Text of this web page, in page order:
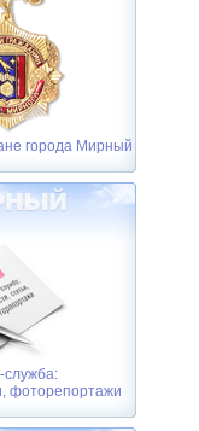
города Мирный
служба:
фоторепортажи